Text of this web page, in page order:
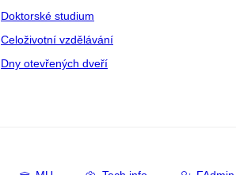
Doktorské studium
Celoživotní vzdělávání
Dny otevřených dveří